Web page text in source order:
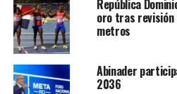
República
oro tras revisión
metros
Abinader
2036